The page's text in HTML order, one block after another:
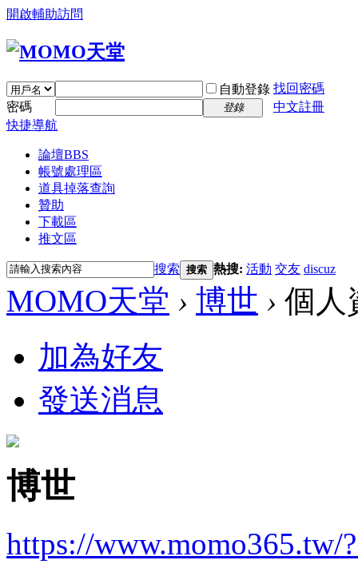
開啟輔助訪問
自動登錄 找回密碼
密碼
登錄
中文註冊
快捷導航
論壇BBS
帳號處理區
道具掉落查詢
贊助
下載區
推文區
搜索 搜索 熱搜: 活動 交友 discuz
MOMO天堂 › 博世 › 個人
加為好友
發送消息
博世
https://www.momo365.tw/